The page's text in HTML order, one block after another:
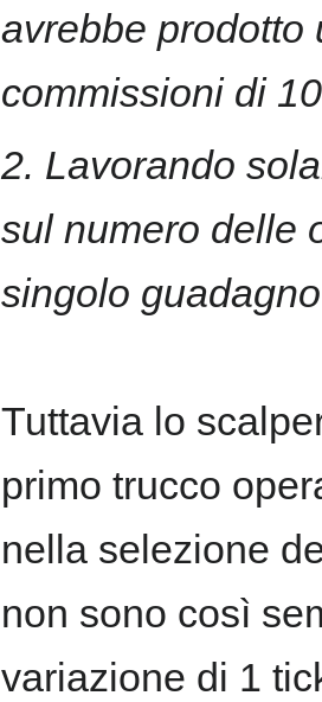
avrebbe prodotto
commissioni di
2. Lavorando
sul numero delle
singolo
Tuttavia lo
primo trucco
nella selezione
non sono così
variazione di 1